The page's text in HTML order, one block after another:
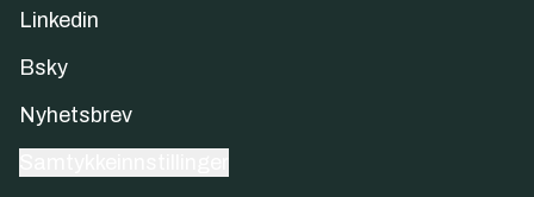
Linkedin
Bsky
Nyhetsbrev